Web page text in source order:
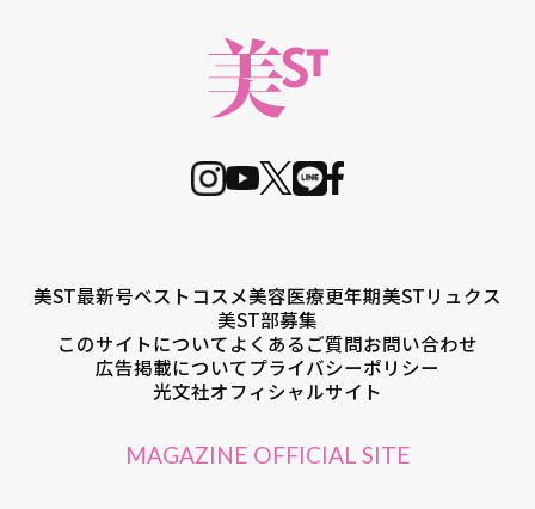
美ST最新号ベストコスメ美容医療更年期美STリュクス
美ST部募集
このサイトについてよくあるご質問お問い合わせ
広告掲載についてプライバシーポリシー
光文社オフィシャルサイト
MAGAZINE OFFICIAL SITE